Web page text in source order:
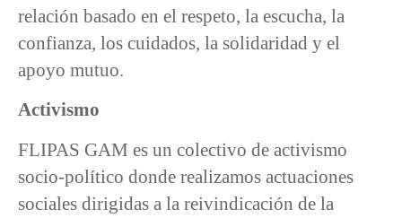
relación basado en el respeto, la escucha, la
confianza, los cuidados, la solidaridad y el
apoyo mutuo.
Activismo
FLIPAS GAM es un colectivo de activismo
socio-político donde realizamos actuaciones
sociales dirigidas a la reivindicación de la